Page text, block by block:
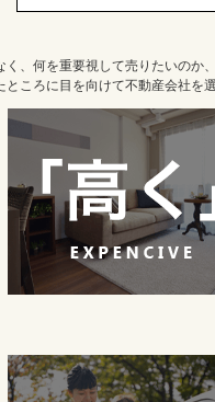
、何を重要視して売りたいのか、
ころに目を向けて不動産会社を選